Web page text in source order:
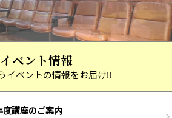
イベント情報
イベントの情報をお届け!!
度講座のご案内